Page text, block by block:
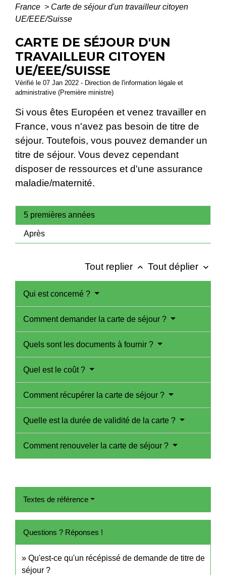
France > Carte de séjour d'un travailleur citoyen
UE/EEE/Suisse
CARTE DE SÉJOUR D'UN
TRAVAILLEUR CITOYEN
UE/EEE/SUISSE
Vérifié le 07 Jan 2022 - Direction de l'information légale et
administrative (Première ministre)
Si vous êtes Européen et venez travailler en
France, vous n'avez pas besoin de titre de
séjour. Toutefois, vous pouvez demander un
titre de séjour. Vous devez cependant
disposer de ressources et d'une assurance
maladie/maternité.
5 premières années
Après
Tout replier keyboard_arrow_up Tout déplier keyboard_arrow_down
Qui est concerné ?
Comment demander la carte de séjour ?
Quels sont les documents à fournir ?
Quel est le coût ?
Comment récupérer la carte de séjour ?
Quelle est la durée de validité de la carte ?
Comment renouveler la carte de séjour ?
Textes de référence
Questions ? Réponses !
Qu'est-ce qu'un récépissé de demande de titre de
séjour ?